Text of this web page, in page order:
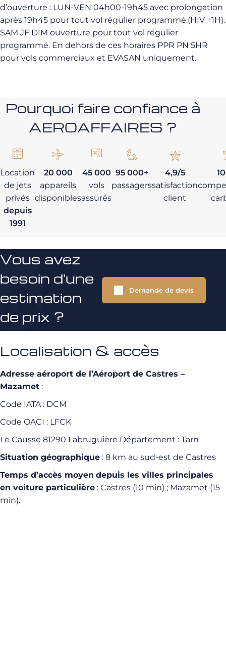
d’ouverture : LUN-VEN 04h00-19h45 avec prolongation
après 19h45 pour tout vol régulier programmé.(HIV +1H).
SAM JF DIM ouverture pour tout vol régulier
programmé. En dehors de ces horaires PPR PN 5HR
pour vols commerciaux et EVASAN uniquement.
Pourquoi faire confiance à
AEROAFFAIRES ?
Location
de jets
privés
depuis
1991
20 000
appareils
disponibles
45 000
vols
assurés
95 000+
passagers
4,9/5
satisfaction
client
Vous avez
besoin d'une
estimation
de prix ?
Demande de devis
Localisation & accès
Adresse aéroport de l’Aéroport de Castres –
Mazamet :
Code IATA : DCM
Code OACI : LFCK
Le Causse 81290 Labruguière Département : Tarn
Situation géographique : 8 km au sud-est de Castres
Temps d’accès moyen depuis les villes principales
en voiture particulière : Castres (10 min) ; Mazamet (15
min).